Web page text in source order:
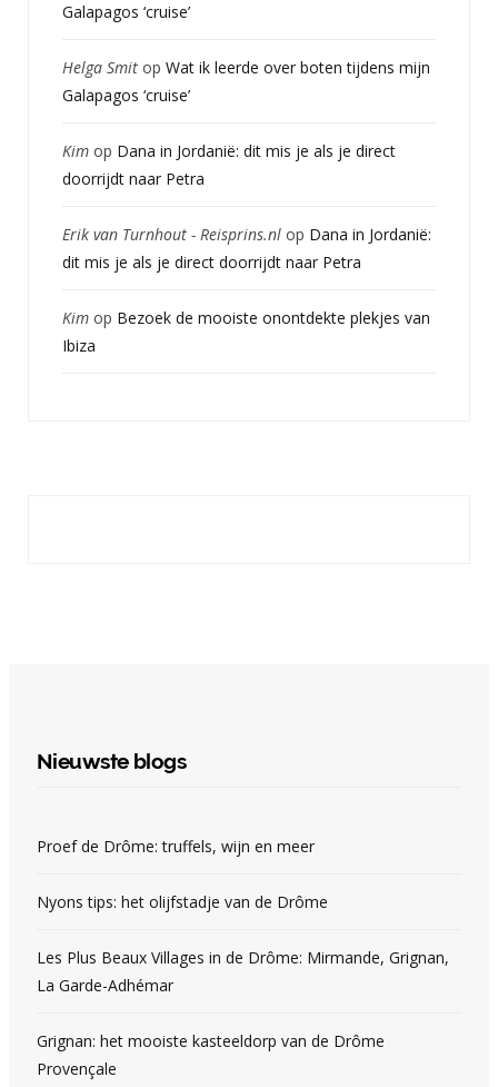
Galapagos ‘cruise’
Helga Smit op Wat ik leerde over boten tijdens mijn
Galapagos ‘cruise’
Kim op Dana in Jordanië: dit mis je als je direct
doorrijdt naar Petra
Erik van Turnhout - Reisprins.nl op Dana in Jordanië:
dit mis je als je direct doorrijdt naar Petra
Kim op Bezoek de mooiste onontdekte plekjes van
Ibiza
Nieuwste blogs
Proef de Drôme: truffels, wijn en meer
Nyons tips: het olijfstadje van de Drôme
Les Plus Beaux Villages in de Drôme: Mirmande, Grignan,
La Garde-Adhémar
Grignan: het mooiste kasteeldorp van de Drôme
Provençale